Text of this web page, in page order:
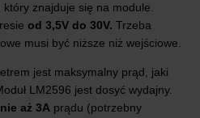
znajduje się na module.
od 3,5V do 30V. Trzeba
musi być niższe niż wejściowe.
jest maksymalny prąd, jaki
LM2596 jest dosyć wydajny.
aż 3A prądu (potrzebny